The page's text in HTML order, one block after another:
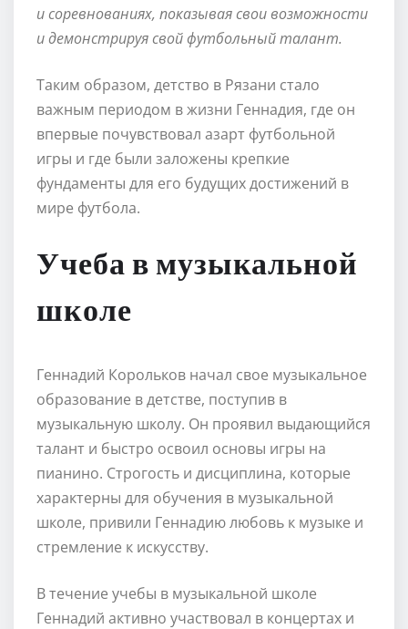
и соревнованиях, показывая свои возможности
и демонстрируя свой футбольный талант.
Таким образом, детство в Рязани стало
важным периодом в жизни Геннадия, где он
впервые почувствовал азарт футбольной
игры и где были заложены крепкие
фундаменты для его будущих достижений в
мире футбола.
Учеба в музыкальной
школе
Геннадий Корольков начал свое музыкальное
образование в детстве, поступив в
музыкальную школу. Он проявил выдающийся
талант и быстро освоил основы игры на
пианино. Строгость и дисциплина, которые
характерны для обучения в музыкальной
школе, привили Геннадию любовь к музыке и
стремление к искусству.
В течение учебы в музыкальной школе
Геннадий активно участвовал в концертах и